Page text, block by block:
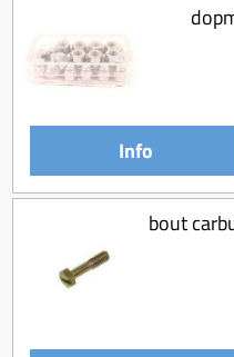
Info
bout